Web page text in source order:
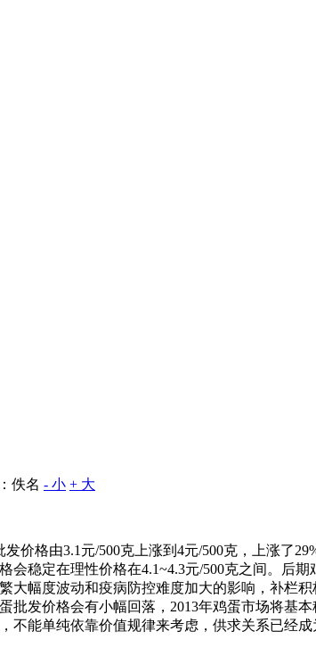
佚名 - 小 + 大
格由3.1元/500克上涨到4元/500克，上涨了
会稳定在理性价格在4.1~4.3元/500克之间。
大幅度波动和疫病防控难度加大的影响，补栏
发价格会有小幅回落，2013年鸡蛋市场将基
能单纯依靠价值规律来考虑，供求关系已经